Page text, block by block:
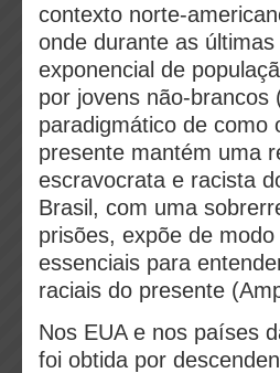
contexto norte-
onde durante as
exponencial de
por jovens não-brancos
paradigmático de como
presente mantém uma
escravocrata e racista
Brasil, com uma
prisões, expõe de
essenciais para
raciais do presente
Nos EUA e nos países
foi obtida por